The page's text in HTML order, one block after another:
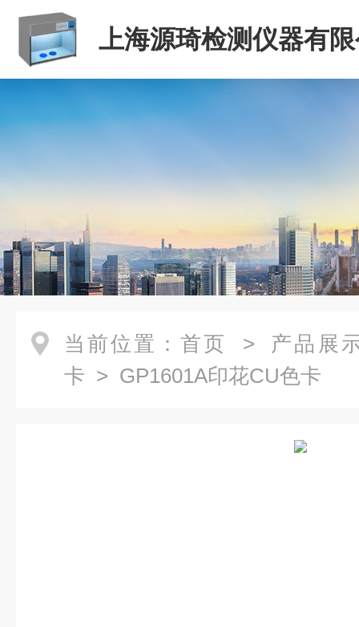
上海源琦检测仪器有
当前位置： 首页 > 产品展
卡 > GP1601A印花CU色卡